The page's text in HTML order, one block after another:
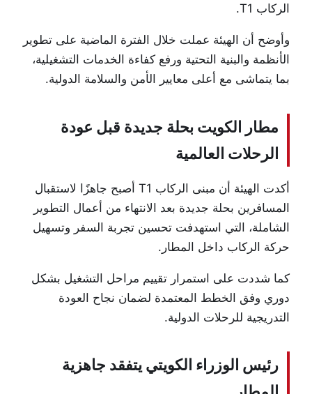
الركاب T1.
وأوضح أن الهيئة عملت خلال الفترة الماضية على تطوير
الأنظمة والبنية التحتية ورفع كفاءة الخدمات التشغيلية،
بما يتماشى مع أعلى معايير الأمن والسلامة الدولية.
مطار الكويت بحلة جديدة قبل عودة
الرحلات العالمية
أكدت الهيئة أن مبنى الركاب T1 أصبح جاهزًا لاستقبال
المسافرين بحلة جديدة بعد الانتهاء من أعمال التطوير
الشاملة، التي استهدفت تحسين تجربة السفر وتسهيل
حركة الركاب داخل المطار.
كما شددت على استمرار تقييم مراحل التشغيل بشكل
دوري وفق الخطط المعتمدة لضمان نجاح العودة
التدريجية للرحلات الدولية.
رئيس الوزراء الكويتي يتفقد جاهزية